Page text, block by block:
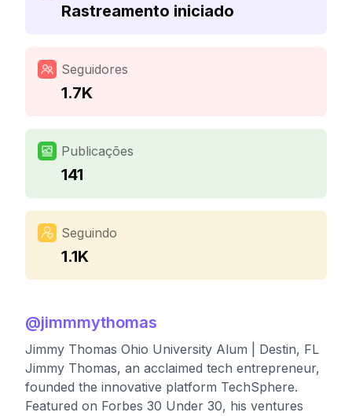
Rastreamento iniciado
Seguidores
1.7K
Publicações
141
Seguindo
1.1K
@jimmmythomas
Jimmy Thomas Ohio University Alum | Destin, FL
Jimmy Thomas, an acclaimed tech entrepreneur,
founded the innovative platform TechSphere.
Featured on Forbes 30 Under 30, his ventures